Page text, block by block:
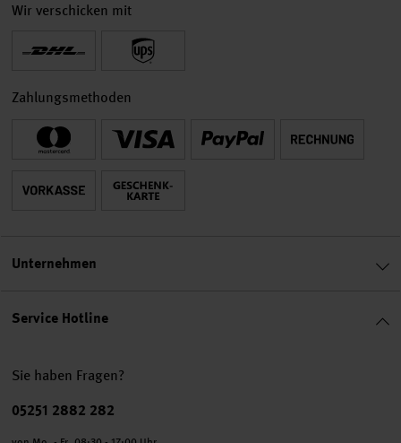
Service Hotline
Sie haben Fragen?
Telefonnummer
05251 2882 282
Wir verschicken mit
Zahlungsmethoden
Unternehmen